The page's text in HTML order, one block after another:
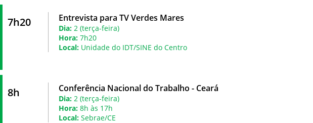
7h20 Entrevista para TV Verdes Mares
Dia: 2 (terça-feira)
Hora: 7h20
Local: Unidade do IDT/SINE do Centro
8h Conferência Nacional do Trabalho - Ceará
Dia: 2 (terça-feira)
Hora: 8h às 17h
Local: Sebrae/CE